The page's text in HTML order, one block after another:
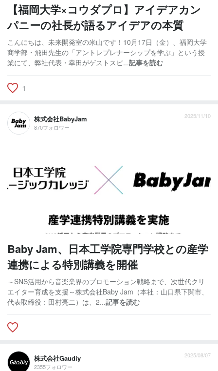
【福岡大学×コウダプロ】アイデアカン
パニーの社長が語るアイデアの本質
こんにちは、未来開発室の米山です！10月17日（金）、福岡大学
商学部・飛田先生の「アントレプレナーシップを学ぶ」という授
業にて、弊社代表・幸田がゲストスピ...記事を読む
1
株式会社BabyJam
870フォロワー
2025/11/10
Baby Jam、日本工学院専門学校との産学
連携による特別講義を開催
～SNS活用から音楽業界のプロモーション戦略まで、次世代クリ
エイター育成を支援～株式会社Baby Jam（本社：山口県下関市、
代表取締役：田村亮二）は、2...記事を読む
株式会社Gaudiy
2355フォロワー
2025/08/07